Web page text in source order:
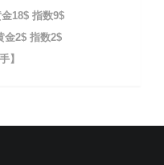
18$ 指数9$
金2$ 指数2$
】